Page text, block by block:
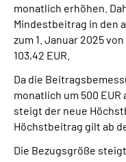
monatlich erhöhen.
Mindestbeitrag in den
zum 1. Januar 2025
103,42 EUR.
Da die
monatlich um 500 EUR
steigt der neue
Höchstbeitrag gilt ab
Die Bezugsgröße